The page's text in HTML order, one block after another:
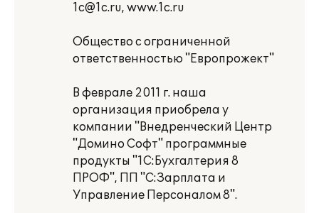
1c@1c.ru, www.1c.ru
Общество с ограниченной
ответственностью "Европрожект"
В феврале 2011 г. наша
организация приобрела у
компании "Внедренческий Центр
"Домино Софт" программные
продукты "1С:Бухгалтерия 8
ПРОФ", ПП "С:Зарплата и
Управление Персоналом 8".